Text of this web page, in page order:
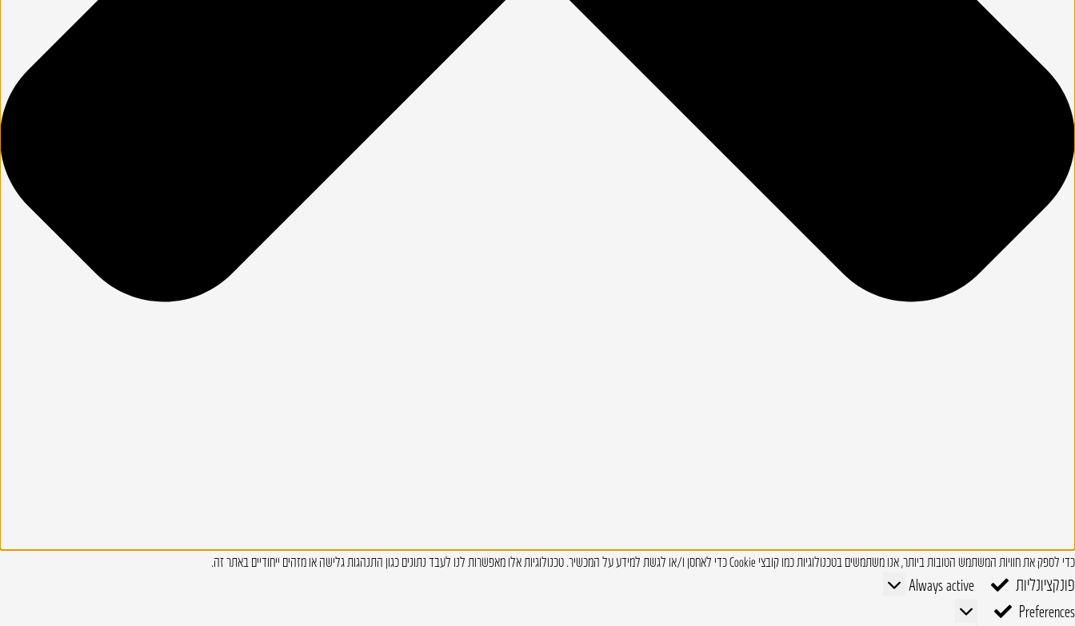
כדי לספק את חוויות המשתמש הטובות ביותר, אנו משתמשים בטכנולוגיות כמו קובצי Cookie כדי לאחסן ו/או לגשת למידע על המכשיר. טכנולוגיות אלו מאפשרות לנו לעבד נתונים כגון התנהגות גלישה או מזהים ייחודיים באתר זה.
פונקציונליות פונקציונליות
Always active
Preferences
Preferences